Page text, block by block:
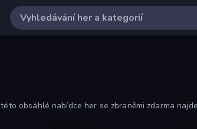
obsáhlé nabídce her se zbraněmi zdarma